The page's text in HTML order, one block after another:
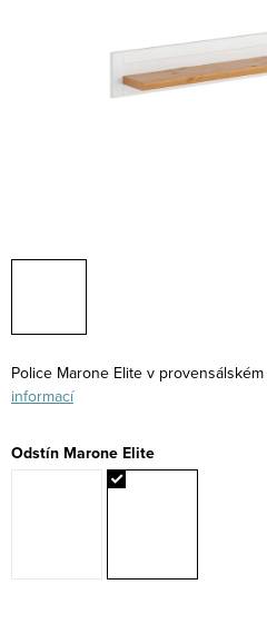
Police Marone Elite v
informací
Odstín Marone Elite